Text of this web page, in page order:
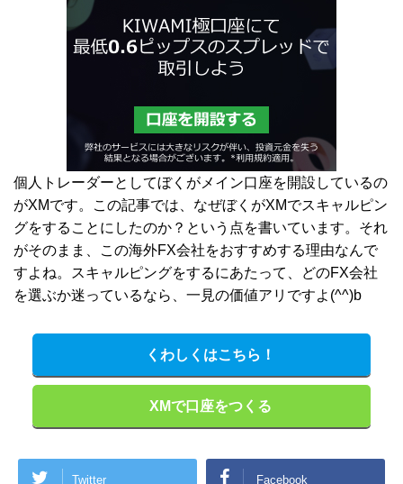
個人トレーダーとしてぼくがメイン口座を開設しているの
がXMです。この記事では、なぜぼくがXMでスキャルピン
グをすることにしたのか？という点を書いています。それ
がそのまま、この海外FX会社をおすすめする理由なんで
すよね。スキャルピングをするにあたって、どのFX会社
を選ぶか迷っているなら、一見の価値アリですよ(^^)b
くわしくはこちら！
XMで口座をつくる
Twitter Facebook